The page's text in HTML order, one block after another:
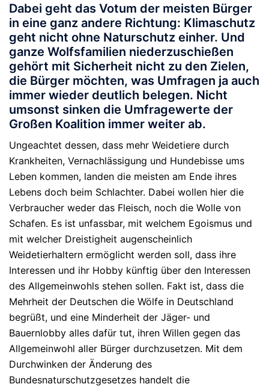
Dabei geht das Votum der meisten Bürger
in eine ganz andere Richtung: Klimaschutz
geht nicht ohne Naturschutz einher. Und
ganze Wolfsfamilien niederzuschießen
gehört mit Sicherheit nicht zu den Zielen,
die Bürger möchten, was Umfragen ja auch
immer wieder deutlich belegen. Nicht
umsonst sinken die Umfragewerte der
Großen Koalition immer weiter ab.
Ungeachtet dessen, dass mehr Weidetiere durch
Krankheiten, Vernachlässigung und Hundebisse ums
Leben kommen, landen die meisten am Ende ihres
Lebens doch beim Schlachter. Dabei wollen hier die
Verbraucher weder das Fleisch, noch die Wolle von
Schafen. Es ist unfassbar, mit welchem Egoismus und
mit welcher Dreistigheit augenscheinlich
Weidetierhaltern ermöglicht werden soll, dass ihre
Interessen und ihr Hobby künftig über den Interessen
des Allgemeinwohls stehen sollen. Fakt ist, dass die
Mehrheit der Deutschen die Wölfe in Deutschland
begrüßt, und eine Minderheit der Jäger- und
Bauernlobby alles dafür tut, ihren Willen gegen das
Allgemeinwohl aller Bürger durchzusetzen. Mit dem
Durchwinken der Änderung des
Bundesnaturschutzgesetzes handelt die